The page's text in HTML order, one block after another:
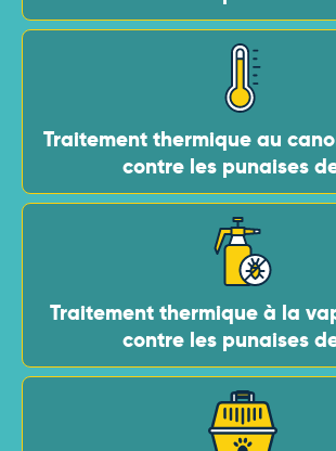
Traitement thermique au
contre les punaises
Traitement thermique à la
contre les punaises